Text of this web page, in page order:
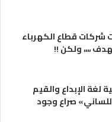
شركات قطاع الكهرباء
،،،، ولكن !!
لغة الإبداع والقيم
صراع وجود